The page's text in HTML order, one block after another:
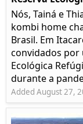
Nós, Tainá e
kombi home
Brasil. Em
convidados por
Ecológica
durante a
Added August 27,